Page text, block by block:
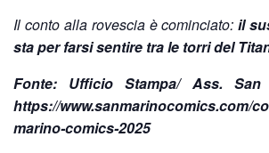
Il conto alla rovescia è cominciato:il
sta per farsi sentire tra le torri del
Fonte: Ufficio Stampa/ Ass. San
https://www.sanmarinocomics.com/
marino-comics-2025